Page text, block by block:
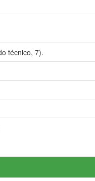
técnico, 7).